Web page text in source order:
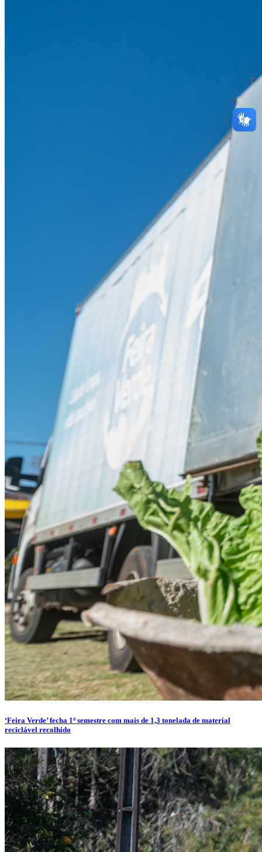
‘Feira Verde’ fecha 1º semestre com mais de 1,3 tonelada de material
reciclável recolhido